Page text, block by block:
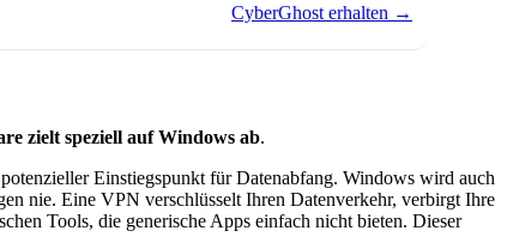
CyberGhost erhalten →
zielt speziell auf Windows ab.
Einstiegspunkt für Datenabfang. Windows wird auch
nie. Eine VPN verschlüsselt Ihren Datenverkehr, verbirgt Ihre
Tools, die generische Apps einfach nicht bieten. Dieser